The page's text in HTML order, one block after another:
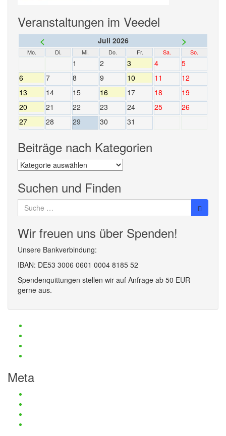
Veranstaltungen im Veedel
< Juli 2026 >
Mo. Di. Mi. Do. Fr. Sa. So.
1 2 3 4
5
6
7 8 9 10 11
12
13
14 15 16 17 18
19
20
21 22 23 24 25
26
27
28 29 30 31
Beiträge nach Kategorien
Beiträge
nach
Kategorien
Suchen und Finden
Suche
nach:
Wir freuen uns über Spenden!
Unsere Bankverbindung:
IBAN: DE53 3006 0601 0004 8185 52
Spendenquittungen stellen wir auf Anfrage ab 50 EUR
gerne aus.
Meta